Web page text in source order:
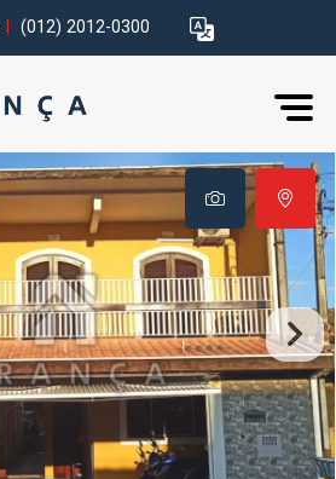
(012) 2012-0300